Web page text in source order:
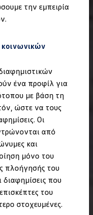
την εμπειρία
ένα προφίλ για
με βάση τη
ώστε να τους
Οι
από
και
μόνο του
πλοήγησής του
που
του
στοχευμένες.
και καλώδια
σύνδεση και
και οχήματος
Φόρτισης
και Τεχνικά μέτρα
λυχνίες
εγχειρίδιο
Click@Service
Επαγγελματικών
Volkswagen